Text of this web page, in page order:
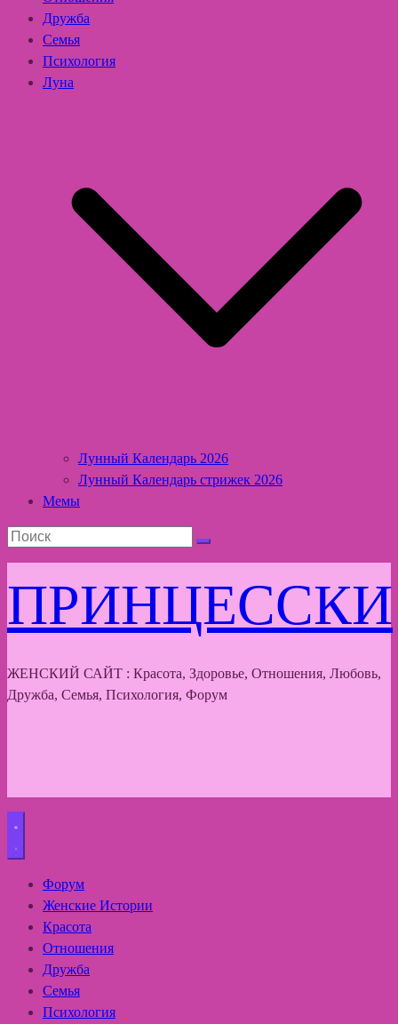
Дружба
Семья
Психология
Луна
Лунный Календарь 2026
Лунный Календарь стрижек 2026
Мемы
ПРИНЦЕССКИ
ЖЕНСКИЙ САЙТ : Красота, Здоровье, Отношения, Любовь,
Дружба, Семья, Психология, Форум
Форум
Женские Истории
Красота
Отношения
Дружба
Семья
Психология